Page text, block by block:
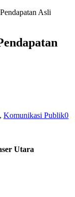
Asli
, Komunikasi Publik0
Utara